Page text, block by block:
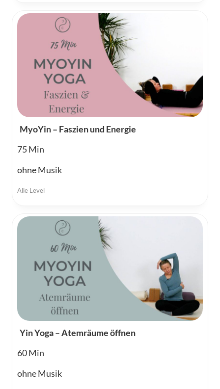
MyoYin – Faszien und Energie
75
ohne Musik
Alle Level
Yin Yoga – Atemräume öffnen
60
ohne Musik